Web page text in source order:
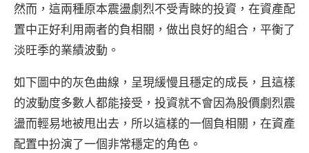
然而，這兩種原本震盪劇烈不受青睞的投資，在資產配
置中正好利用兩者的負相關，做出良好的組合，平衡了
淡旺季的業績波動。
如下圖中的灰色曲線，呈現緩慢且穩定的成長，且這樣
的波動度多數人都能接受，投資就不會因為股價劇烈震
盪而輕易地被甩出去，所以這樣的一個負相關，在資產
配置中扮演了一個非常穩定的角色。